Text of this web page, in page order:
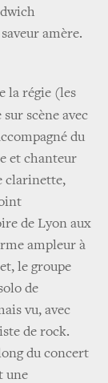
amère.
la régie (les
scène avec
du
et chanteur
clarinette,
de Lyon aux
ampleur à
le groupe
de
vu, avec
de rock.
du concert
une